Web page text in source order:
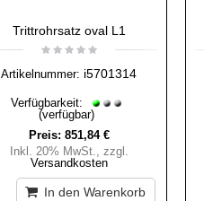
Trittrohrsatz oval L1
Artikelnummer: i5701314
Verfügbarkeit:
(verfügbar)
Preis: 851,84 €
Inkl. 20% MwSt., zzgl.
Versandkosten
In den Warenkorb